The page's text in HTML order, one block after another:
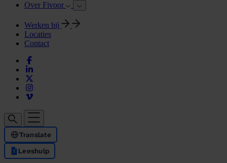
Over Fivoor
Werken bij
Locaties
Contact
Translate
Leeshulp